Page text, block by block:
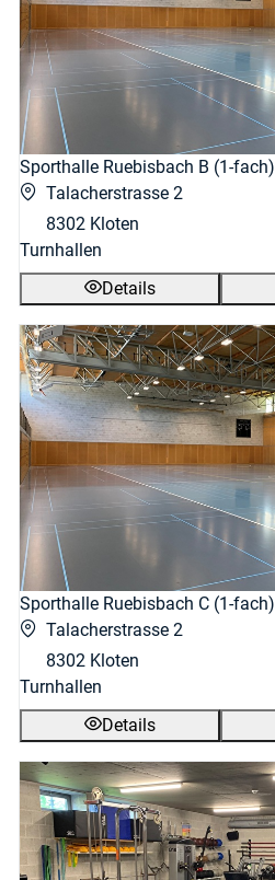
Sporthalle Ruebisbach B (1-fach)
Talacherstrasse 2
8302 Kloten
Turnhallen
Details
Sporthalle Ruebisbach C (1-fach)
Talacherstrasse 2
8302 Kloten
Turnhallen
Details